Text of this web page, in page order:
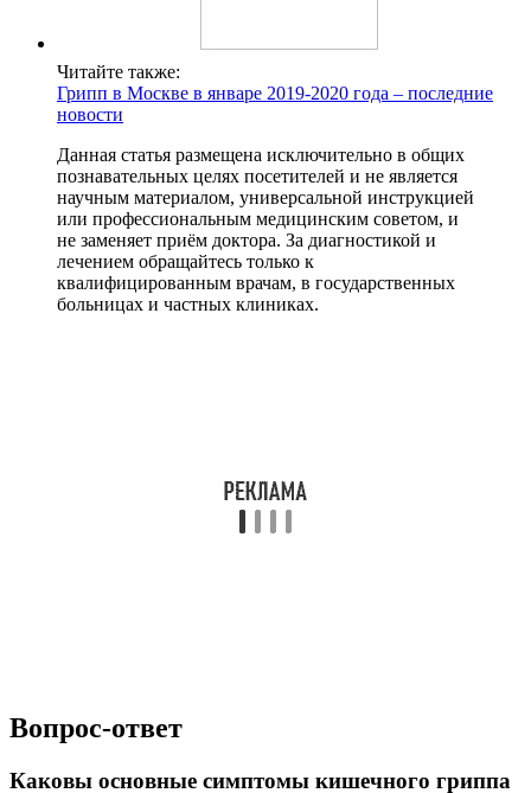
Читайте также:
Грипп в Москве в январе 2019-2020 года – последние
новости
Данная статья размещена исключительно в общих
познавательных целях посетителей и не является
научным материалом, универсальной инструкцией
или профессиональным медицинским советом, и
не заменяет приём доктора. За диагностикой и
лечением обращайтесь только к
квалифицированным врачам, в государственных
больницах и частных клиниках.
Вопрос-ответ
Каковы основные симптомы кишечного гриппа